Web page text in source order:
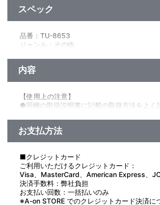
スペック
品番：TU-8653
ジャンル：その他
生産エリア：中国
内容
【使用上の注意】
●同梱の取扱説明書に記載の取扱方法をよく
●本製品は下部にスピーカーを装備する幅
(スマホ対応サイズ:横幅80mm/厚み14mm
●ペアリングなどの特殊な設定は一切必要あ
●本製品はWi-FiやBluetoothには対応してお
お支払方法
■クレジットカード
ご利用いただけるクレジットカード：
Visa、MasterCard、American Express、
決済手数料：弊社負担
お支払い回数：一括払いのみ
※A-on STORE でのクレジットカード決済